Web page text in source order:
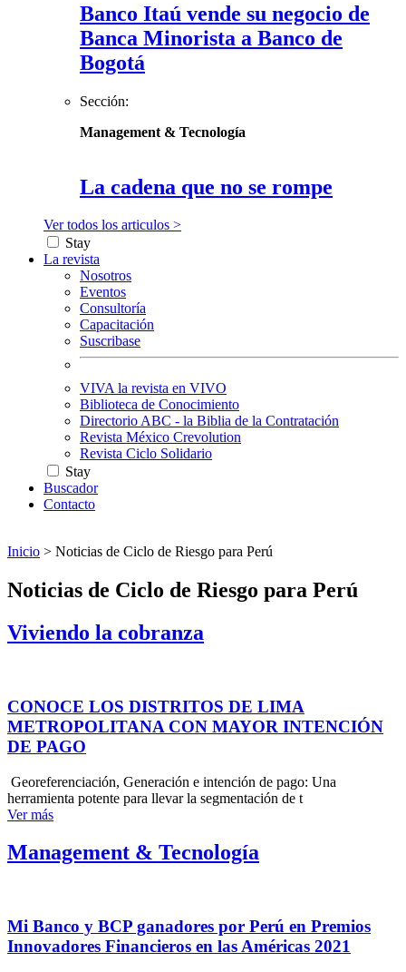
Banco Itaú vende su negocio de
Banca Minorista a Banco de
Bogotá
Sección:
Management & Tecnología
La cadena que no se rompe
Ver todos los articulos >
Stay
La revista
Nosotros
Eventos
Consultoría
Capacitación
Suscribase
VIVA la revista en VIVO
Biblioteca de Conocimiento
Directorio ABC - la Biblia de la Contratación
Revista México Crevolution
Revista Ciclo Solidario
Stay
Buscador
Contacto
Inicio > Noticias de Ciclo de Riesgo para Perú
Noticias de Ciclo de Riesgo para Perú
Viviendo la cobranza
CONOCE LOS DISTRITOS DE LIMA
METROPOLITANA CON MAYOR INTENCIÓN
DE PAGO
Georeferenciación, Generación e intención de pago: Una
herramienta potente para llevar la segmentación de t
Ver más
Management & Tecnología
Mi Banco y BCP ganadores por Perú en Premios
Innovadores Financieros en las Américas 2021